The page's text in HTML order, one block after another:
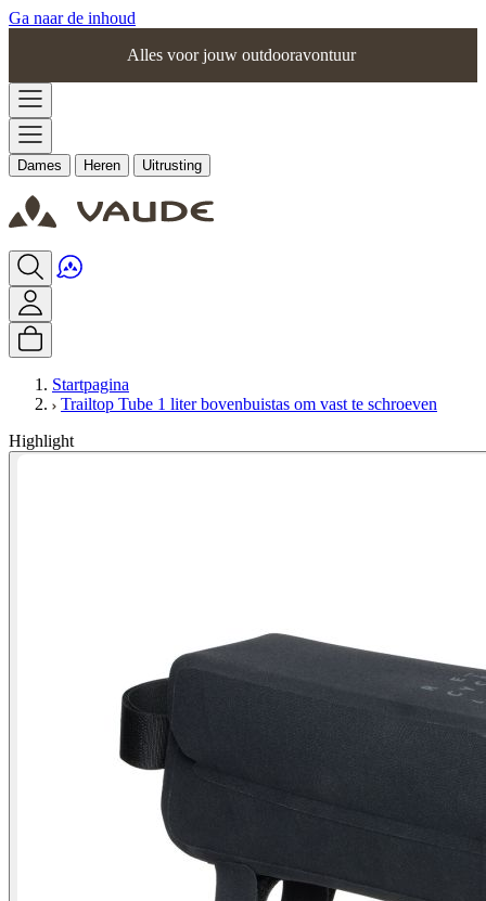
Ga naar de inhoud
Alles voor jouw outdooravontuur
Dames Heren Uitrusting
Startpagina
Trailtop Tube 1 liter bovenbuistas om vast te schroeven
Highlight